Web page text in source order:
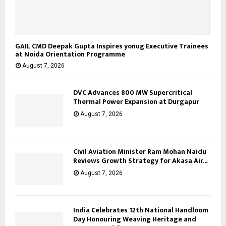
GAIL CMD Deepak Gupta Inspires yonug Executive Trainees
at Noida Orientation Programme
August 7, 2026
DVC Advances 800 MW Supercritical
Thermal Power Expansion at Durgapur
August 7, 2026
Civil Aviation Minister Ram Mohan Naidu
Reviews Growth Strategy for Akasa Air...
August 7, 2026
India Celebrates 12th National Handloom
Day Honouring Weaving Heritage and